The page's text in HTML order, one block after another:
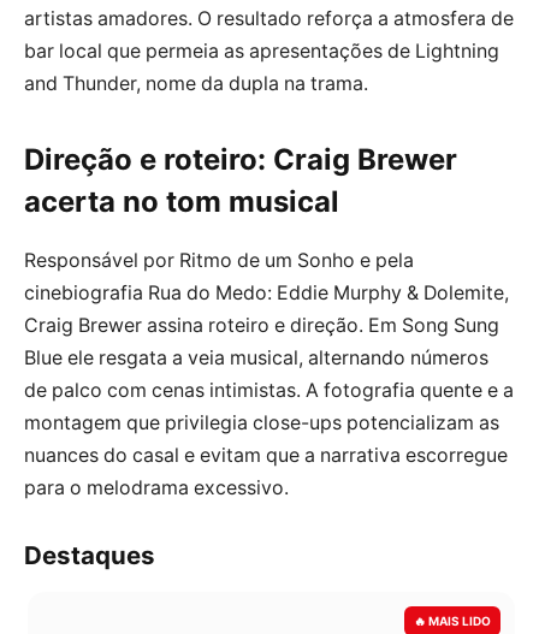
artistas amadores. O resultado reforça a atmosfera de
bar local que permeia as apresentações de Lightning
and Thunder, nome da dupla na trama.
Direção e roteiro: Craig Brewer
acerta no tom musical
Responsável por Ritmo de um Sonho e pela
cinebiografia Rua do Medo: Eddie Murphy & Dolemite,
Craig Brewer assina roteiro e direção. Em Song Sung
Blue ele resgata a veia musical, alternando números
de palco com cenas intimistas. A fotografia quente e a
montagem que privilegia close-ups potencializam as
nuances do casal e evitam que a narrativa escorregue
para o melodrama excessivo.
Destaques